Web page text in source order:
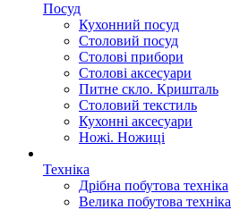
Посуд
Кухонний посуд
Столовий посуд
Столові прибори
Столові аксесуари
Питне скло. Кришталь
Столовий текстиль
Кухонні аксесуари
Ножі. Ножиці
Техніка
Дрібна побутова техніка
Велика побутова техніка